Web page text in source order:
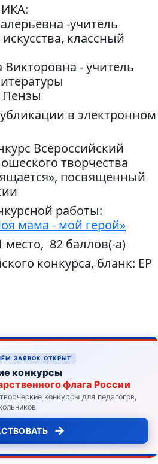
-учитель
классный
- учитель
в электронном
Всероссийский
творчества
посвященный
работы:
мама - мой герой»
место, 82 баллов(-а)
конкурса, бланк: ЕР
ЗАЯВОК ОТКРЫТ
конкурсы
флага России
конкурсы для педагогов,
→